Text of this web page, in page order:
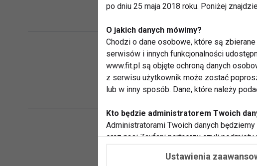
Drabina Jakuba -
po dniu 25 maja 2018 roku. Poniżej
O jakich danych mówimy?
Chodzi o dane osobowe, które są
serwisów i innych funkcjonalności
www.fit.pl są objęte ochroną danych
z serwisu użytkownik może zostać
lub w inny sposób. Dane, które należy
Kto będzie administratorem Twoich
Administratorami Twoich danych
oraz nasi Zaufani partnerzy czyli
potrzeb i zainteresowań.
Ustawienia